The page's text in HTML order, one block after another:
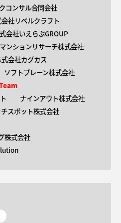
コンサル合同会社
社リベルクラフト
会社いえらぶGROUP
マンションリサーチ株式会社
会社カグカス
ソフトブレーン株式会社
ナインアウト株式会社
スポット株式会社
株式会社